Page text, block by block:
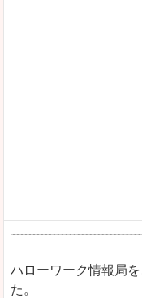
ハローワーク情報局
た。